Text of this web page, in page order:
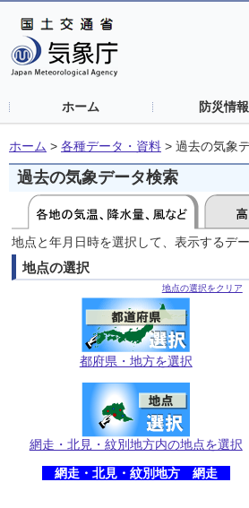
ホーム 防災情報
ホーム > 各種データ・資料 > 過去の気象
過去の気象データ検索
地点と年月日時を選択して、表示するデ
地点の選択
地点の選択をクリア
都府県・地方を選択
網走・北見・紋別地方内の地点を選択
網走・北見・紋別地方 網走